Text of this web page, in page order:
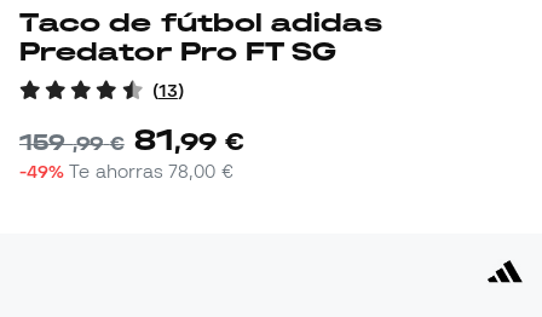
Taco de fútbol adidas
Predator Pro FT SG
(13)
159,99 € 81,99 €
-49% Te ahorras78,00 €